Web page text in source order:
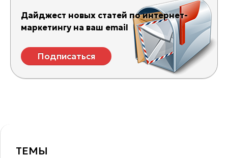
Дайджест новых статей по интернет-
маркетингу на ваш email
Подписаться
ТЕМЫ